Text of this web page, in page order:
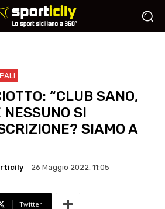
“CLUB SANO,
SI
SIAMO A
26 Maggio 2022, 11:05
Twitter